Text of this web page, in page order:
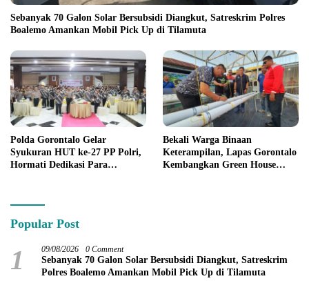
Sebanyak 70 Galon Solar Bersubsidi Diangkut, Satreskrim Polres
Boalemo Amankan Mobil Pick Up di Tilamuta
Polda Gorontalo Gelar
Syukuran HUT ke-27 PP Polri,
Hormati Dedikasi Para
Bekali Warga Binaan
Keterampilan, Lapas Gorontalo
Kembangkan Green House
Popular Post
1 09/08/2026 0 Comment
Sebanyak 70 Galon Solar Bersubsidi Diangkut, Satreskrim
Polres Boalemo Amankan Mobil Pick Up di Tilamuta